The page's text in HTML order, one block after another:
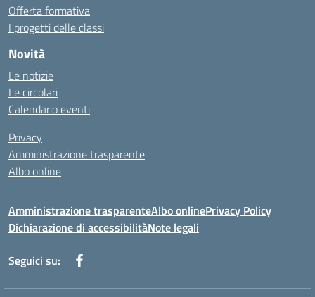
Offerta formativa
I progetti delle classi
Novità
Le notizie
Le circolari
Calendario eventi
Privacy
Amministrazione trasparente
Albo online
Amministrazione trasparenteAlbo onlinePrivacy Policy
Dichiarazione di accessibilitàNote legali
Seguici su: